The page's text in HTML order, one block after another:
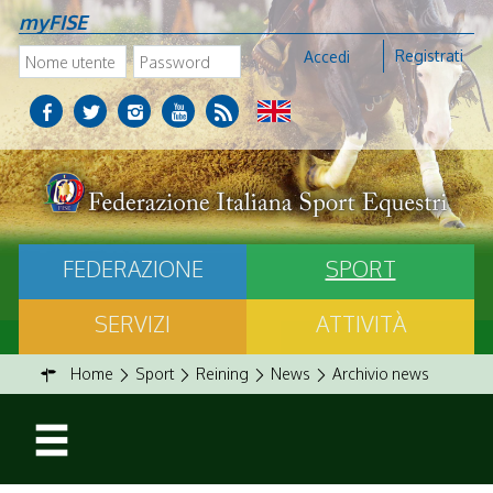
myFISE
Accedi Registrati
FEDERAZIONE
SPORT
SERVIZI
ATTIVITÀ
Home Sport Reining News Archivio news